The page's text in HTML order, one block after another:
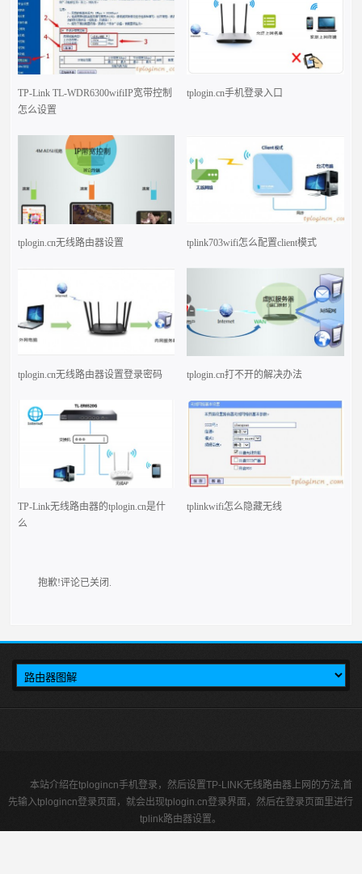
TP-Link TL-WDR6300wifiIP宽带控制
怎么设置
tplogin.cn手机登录入口
tplogin.cn无线路由器设置 tplink703wifi怎么配置client模式
tplogin.cn无线路由器设置登录密码 tplogin.cn打不开的解决办法
TP-Link无线路由器的tplogin.cn是什
么
tplinkwifi怎么隐藏无线
抱歉!评论已关闭.
本站介绍在tplogincn手机登录，然后设置TP-LINK无线路由器上网的方法,首
先输入tplogincn登录页面，就会出现tplogin.cn登录界面，然后在登录页面里进行
tplink路由器设置。